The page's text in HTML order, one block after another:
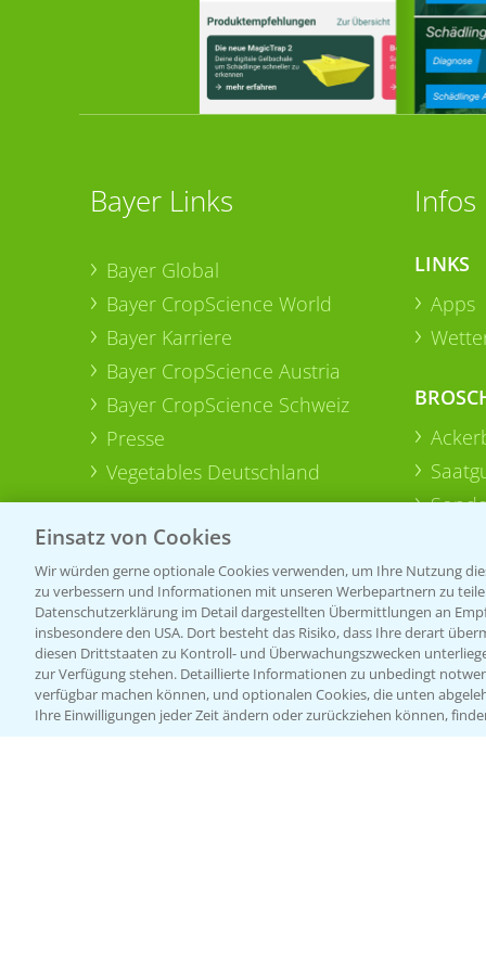
Bayer Links
Bayer Global
Bayer CropScience World
Bayer Karriere
Bayer CropScience Austria
Bayer CropScience Schweiz
Presse
Vegetables Deutschland
Infos
LINKS
Apps
Einsatz von Cookies
Wir würden gerne optionale Cookies verwenden, um Ihre Nutzung
zu verbessern und Informationen mit unseren Werbepartnern zu
Datenschutzerklärung im Detail dargestellten Übermittlungen an
insbesondere den USA. Dort besteht das Risiko, dass Ihre derart
diesen Drittstaaten zu Kontroll- und Überwachungszwecken
zur Verfügung stehen. Detaillierte Informationen zu unbedingt
verfügbar machen können, und optionalen Cookies, die unten
Ihre Einwilligungen jeder Zeit ändern oder zurückziehen können,